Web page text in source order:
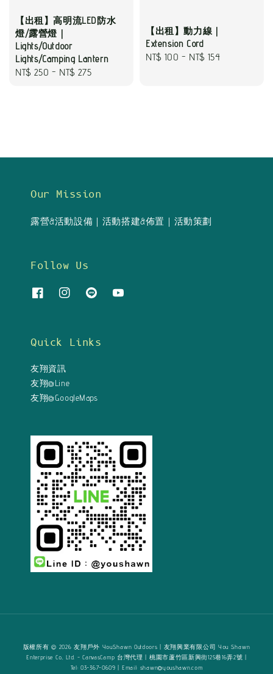
【出租】高明流LED防水
燈/露營燈｜
Lights/Outdoor
Lights/Camping Lantern
Regular
NT$ 250 - NT$ 275
【出租】動力線｜
Extension Cord
Regular
NT$ 100 - NT$ 154
Our Mission
露營&活動設備｜活動搭建&佈置｜活動策劃
Follow Us
Quick Links
友翔資訊
友翔@Line
友翔@GoogleMaps
版權所有 © 2026 友翔戶外 YouShawn Outdoors | 友翔興業有限公司 You Shawn
Enterprise Co., Ltd. - CanvasCamp 台灣代理 | 桃園市蘆竹區新興街125巷16弄2號 |
Tel: 03-367-0609 | Email: shawn@youshawn.com